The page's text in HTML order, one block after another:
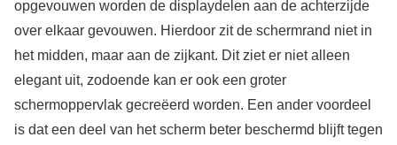
opgevouwen worden de displaydelen aan de achterzijde
over elkaar gevouwen. Hierdoor zit de schermrand niet in
het midden, maar aan de zijkant. Dit ziet er niet alleen
elegant uit, zodoende kan er ook een groter
schermoppervlak gecreëerd worden. Een ander voordeel
is dat een deel van het scherm beter beschermd blijft tegen